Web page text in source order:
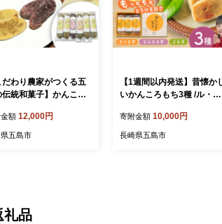
だわり農家がつくる五
伝統和菓子】かんころ
ゃ便 [PBG005] かん
もち 餅 おやつ さつま
額 12,000円
五島市
【1週間以内発送】昔懐か
いかんころもち3種 /ル・モ
もち さつまいも おやつ も
ち 餅 伝統和菓子 贈答 ギフ
寄附金額 10,000円
長崎県五島市
礼品